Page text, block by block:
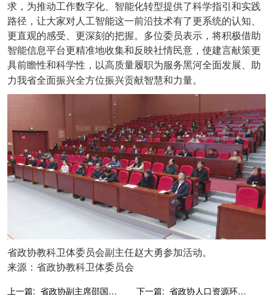
求，为推动工作数字化、智能化转型提供了科学指引和实践
路径，让大家对人工智能这一前沿技术有了更系统的认知、
更直观的感受、更深刻的把握。多位委员表示，将积极借助
智能信息平台更精准地收集和反映社情民意，使建言献策更
具前瞻性和科学性，以高质量履职为服务黑河全面发展、助
力我省全面振兴全方位振兴贡献智慧和力量。
省政协教科卫体委员会副主任赵大勇参加活动。
来源：省政协教科卫体委员会
上一篇: 省政协副主席邵国强走访调研哈尔滨市包联企业 下一篇: 省政协人口资源环境委员会组织召开生态系统保护修复调研前置座谈会